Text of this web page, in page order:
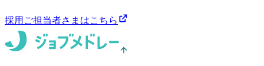
採用ご担当者さまはこちら